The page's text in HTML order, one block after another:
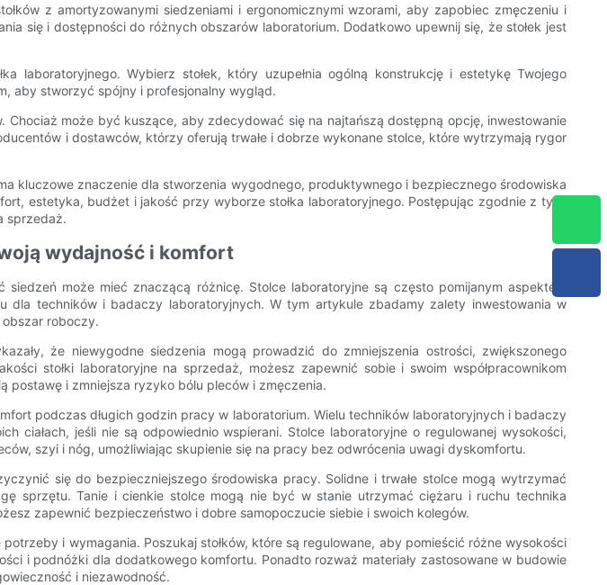
z amortyzowanymi siedzeniami i ergonomicznymi wzorami, aby zapobiec zmęczeniu i
się i dostępności do różnych obszarów laboratorium. Dodatkowo upewnij się, że stołek jest
laboratoryjnego. Wybierz stołek, który uzupełnia ogólną konstrukcję i estetykę Twojego
aby stworzyć spójny i profesjonalny wygląd.
może być kuszące, aby zdecydować się na najtańszą dostępną opcję, inwestowanie
i dostawców, którzy oferują trwałe i dobrze wykonane stolce, które wytrzymają rygor
kluczowe znaczenie dla stworzenia wygodnego, produktywnego i bezpiecznego środowiska
estetyka, budżet i jakość przy wyborze stołka laboratoryjnego. Postępując zgodnie z tymi
sprzedaż.
wydajność i komfort
może mieć znaczącą różnicę. Stolce laboratoryjne są często pomijanym aspektem
dla techników i badaczy laboratoryjnych. W tym artykule zbadamy zalety inwestowania w
roboczy.
że niewygodne siedzenia mogą prowadzić do zmniejszenia ostrości, zwiększonego
stołki laboratoryjne na sprzedaż, możesz zapewnić sobie i swoim współpracownikom
postawę i zmniejsza ryzyko bólu pleców i zmęczenia.
podczas długich godzin pracy w laboratorium. Wielu techników laboratoryjnych i badaczy
jeśli nie są odpowiednio wspierani. Stolce laboratoryjne o regulowanej wysokości,
szyi i nóg, umożliwiając skupienie się na pracy bez odwrócenia uwagi dyskomfortu.
się do bezpieczniejszego środowiska pracy. Solidne i trwałe stolce mogą wytrzymać
sprzętu. Tanie i cienkie stolce mogą nie być w stanie utrzymać ciężaru i ruchu technika
zapewnić bezpieczeństwo i dobre samopoczucie siebie i swoich kolegów.
i wymagania. Poszukaj stołków, które są regulowane, aby pomieścić różne wysokości
i podnóżki dla dodatkowego komfortu. Ponadto rozważ materiały zastosowane w budowie
i niezawodność.